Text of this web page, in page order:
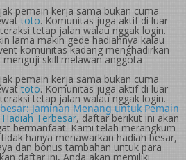
pemain kerja sama bukan cuma
toto. Komunitas juga aktif di luar
tetap jalan walau nggak login.
lama makin gede hadiahnya kalau
komunitas kadang menghadirkan
skill melawan anggota
pemain kerja sama bukan cuma
toto. Komunitas juga aktif di luar
tetap jalan walau nggak login.
Jaminan Menang untuk Pemain
Terbesar, daftar berikut ini akan
bermanfaat. Kami telah merangkum
hanya menawarkan hadiah besar,
dan bonus tambahan untuk para
daftar ini, Anda akan memiliki